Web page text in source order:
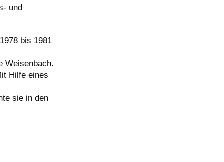
und
bis 1981
Weisenbach.
Hilfe eines
sie in den